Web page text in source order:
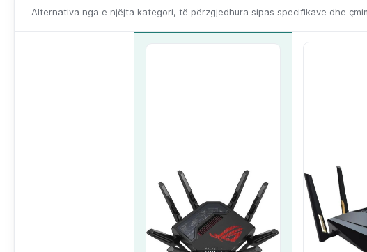
Alternativa nga e njëjta kategori, të përzgjedhura sipas specifikave dhe